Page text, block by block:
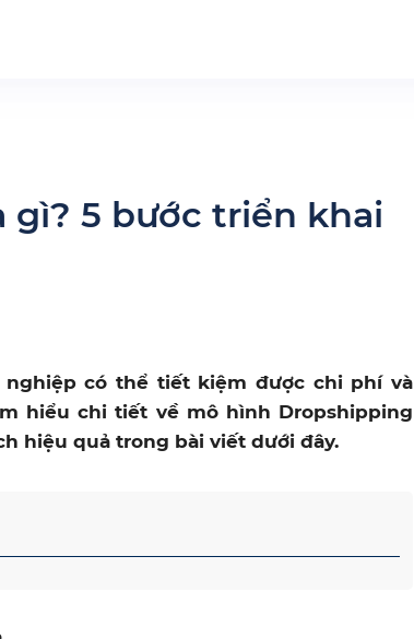
5 bước triển khai
có thể tiết kiệm được chi phí và
hiểu chi tiết về mô hình Dropshipping
hiệu quả trong bài viết dưới đây.